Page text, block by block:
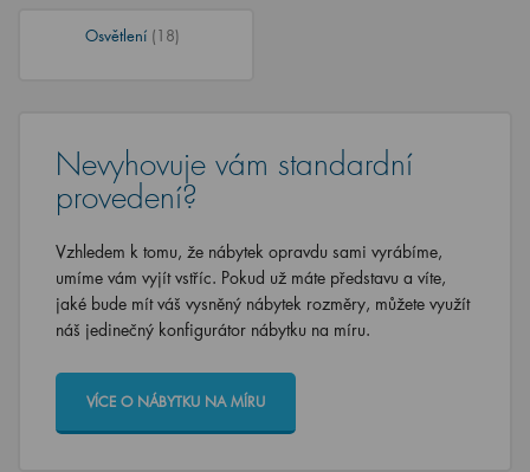
Osvětlení (18)
Nevyhovuje vám standardní
provedení?
Vzhledem k tomu, že nábytek opravdu sami vyrábíme,
umíme vám vyjít vstříc. Pokud už máte představu a víte,
jaké bude mít váš vysněný nábytek rozměry, můžete využít
náš jedinečný konfigurátor nábytku na míru.
VÍCE O NÁBYTKU NA MÍRU